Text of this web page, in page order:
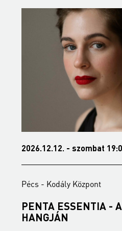
2026.12.12. - szombat
Pécs - Kodály Központ
PENTA ESSENTIA -
HANGJÁN